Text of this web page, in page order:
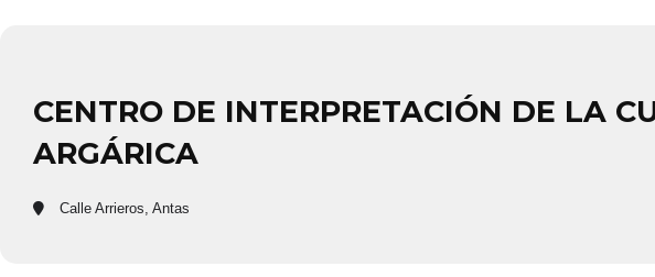
CENTRO DE INTERPRETACIÓN DE LA
ARGÁRICA
Calle Arrieros, Antas